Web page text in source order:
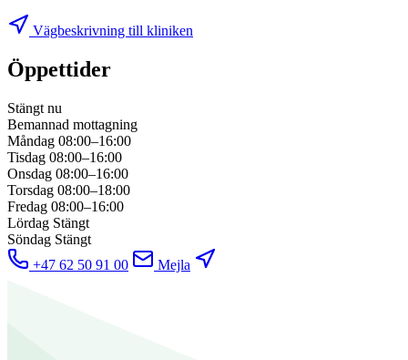
Vägbeskrivning till kliniken
Öppettider
Stängt nu
Bemannad mottagning
Måndag 08:00–16:00
Tisdag 08:00–16:00
Onsdag 08:00–16:00
Torsdag 08:00–18:00
Fredag 08:00–16:00
Lördag Stängt
Söndag Stängt
+47 62 50 91 00
Mejla